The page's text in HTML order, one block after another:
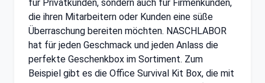
für Privatkunden, sondern auch für Firmenkunden,
die ihren Mitarbeitern oder Kunden eine süße
Überraschung bereiten möchten. NASCHLABOR
hat für jeden Geschmack und jeden Anlass die
perfekte Geschenkbox im Sortiment. Zum
Beispiel gibt es die Office Survival Kit Box, die mit